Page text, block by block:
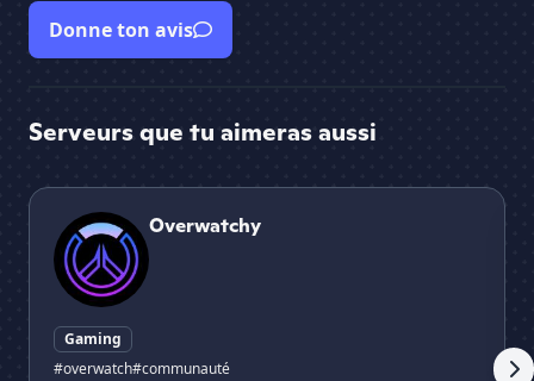
Donne ton avis
Serveurs que tu aimeras aussi
Overwatchy
Overwatchy
Gaming
#overwatch#communauté